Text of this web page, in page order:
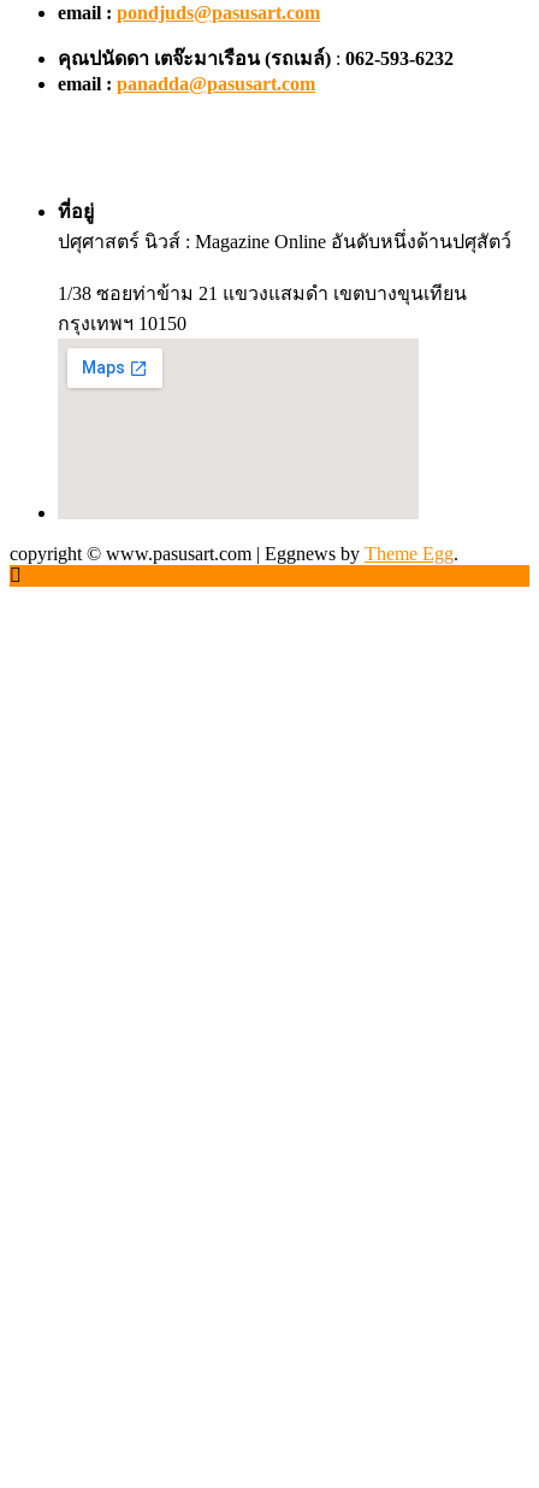
email : pondjuds@pasusart.com
คุณปนัดดา เตจ๊ะมาเรือน (รถเมล์) : 062-593-6232
email : panadda@pasusart.com
ที่อยู่
ปศุศาสตร์ นิวส์ : Magazine Online อันดับหนึ่งด้านปศุสัตว์
1/38 ซอยท่าข้าม 21 แขวงแสมดำ เขตบางขุนเทียน
กรุงเทพฯ 10150
copyright © www.pasusart.com | Eggnews by Theme Egg.